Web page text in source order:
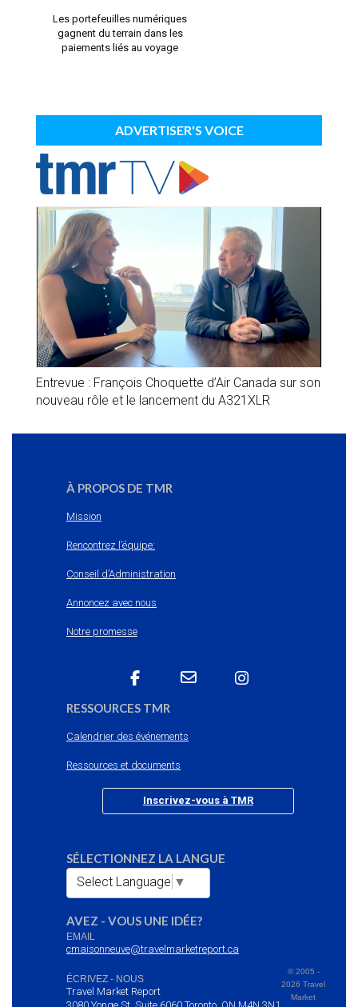
Les portefeuilles numériques
gagnent du terrain dans les
paiements liés au voyage
ADVERTISER'S VOICE
Entrevue : François Choquette d’Air Canada sur son
nouveau rôle et le lancement du A321XLR
À PROPOS DE TMR
Mission
Rencontrez l’équipe:
Conseil d’Administration
Annoncez avec nous
Notre promesse
RESSOURCES TMR
Calendrier des événements
Ressources et documents
Inscrivez-vous à TMR
SÉLECTIONNEZ LA LANGUE
Select Language ▼
AVEZ - VOUS UNE IDÉE?
EMAIL
cmaisonneuve@travelmarketreport.ca
ÉCRIVEZ - NOUS
Travel Market Report
© 2005 -
2026 Travel
Market